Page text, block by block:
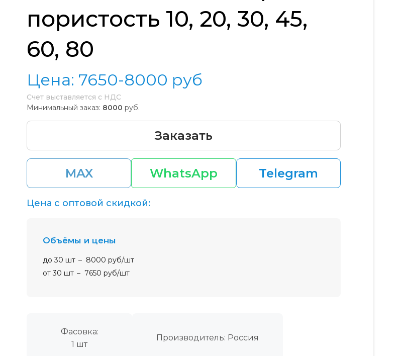
пористость 10, 20, 30, 45,
60, 80
Цена: 7650-8000 руб
Счет выставляется с НДС
Минимальный заказ: 8000 руб.
Заказать
MAX WhatsApp Telegram
Фасовка:
1 шт
Производитель: Россия
Цена с оптовой скидкой:
Объёмы и цены
до 30 шт
8000 руб/шт
от 30 шт
7650 руб/шт